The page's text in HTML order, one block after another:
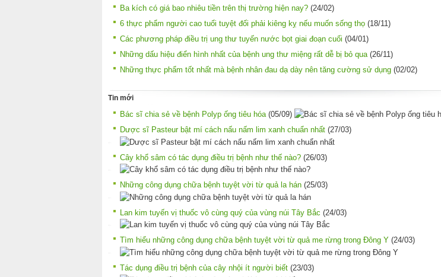
Ba kích có giá bao nhiêu tiền trên thị trường hiện nay? (24/02)
6 thực phẩm người cao tuổi tuyệt đối phải kiêng kỵ nếu muốn sống thọ (18/11)
Các phương pháp điều trị ung thư tuyến nước bọt giai đoạn cuối (04/01)
Những dấu hiệu điển hình nhất của bệnh ung thư miệng rất dễ bị bỏ qua(26/11)
Những thực phẩm tốt nhất mà bệnh nhân đau dạ dày nên tăng cường sử dụng (02/02)
Tin mới
Bác sĩ chia sẻ về bệnh Polyp ống tiêu hóa (05/09)
Dược sĩ Pasteur bật mí cách nấu nấm lim xanh chuẩn nhất (27/03)
Cây khổ sâm có tác dụng điều trị bệnh như thế nào? (26/03)
Những công dụng chữa bệnh tuyệt vời từ quả la hán (25/03)
Lan kim tuyến vị thuốc vô cùng quý của vùng núi Tây Bắc (24/03)
Tìm hiểu những công dụng chữa bệnh tuyệt vời từ quả me rừng trong Đông Y (24/03)
Tác dụng điều trị bệnh của cây nhội ít người biết (23/03)